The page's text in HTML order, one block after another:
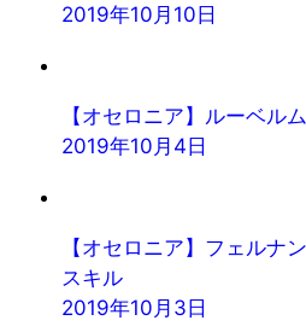
2019年10月10日
【オセロニア】ルーベル
2019年10月4日
【オセロニア】フェルナ
スキル
2019年10月3日